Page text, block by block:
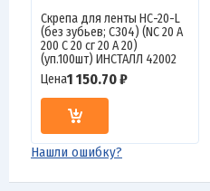
Скрепа для ленты НС-20-L
(без зубьев; C304) (NC 20 A
200 C 20 сг 20 А 20)
(уп.100шт) ИНСТАЛЛ 42002
Цена1 150.70 ₽
Нашли ошибку?